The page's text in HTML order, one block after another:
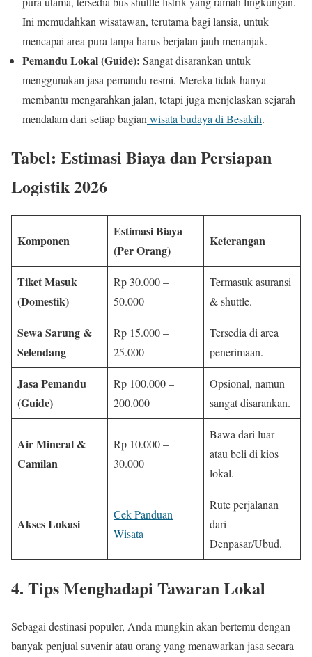
Ini memudahkan wisatawan, terutama bagi lansia, untuk
mencapai area pura tanpa harus berjalan jauh menanjak.
Pemandu Lokal (Guide): Sangat disarankan untuk
menggunakan jasa pemandu resmi. Mereka tidak hanya
membantu mengarahkan jalan, tetapi juga menjelaskan sejarah
mendalam dari setiap bagianwisata budaya di Besakih.
Tabel: Estimasi Biaya dan Persiapan
Logistik 2026
Komponen
Estimasi Biaya
(Per Orang)
Keterangan
Tiket Masuk
(Domestik)
Rp 30.000 –
50.000
Termasuk asuransi
& shuttle.
Sewa Sarung &
Selendang
Rp 15.000 –
25.000
Tersedia di area
penerimaan.
Jasa Pemandu
(Guide)
Rp 100.000 –
200.000
Opsional, namun
sangat disarankan.
Air Mineral &
Camilan
Rp 10.000 –
30.000
Bawa dari luar
atau beli di kios
lokal.
Akses Lokasi
Cek Panduan
Wisata
Rute perjalanan
dari
Denpasar/Ubud.
4. Tips Menghadapi Tawaran Lokal
Sebagai destinasi populer, Anda mungkin akan bertemu dengan
banyak penjual suvenir atau orang yang menawarkan jasa secara